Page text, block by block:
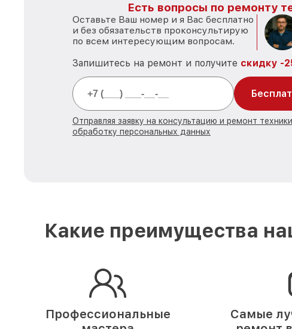
Есть вопросы по ремонту
Оставьте Ваш номер и я Вас бесплатно
и без обязательств проконсультирую
по всем интересующим вопросам.
Запишитесь на ремонт и получите скидку -
Отправляя заявку на консультацию и ремонт
обработку персональных данных
Какие преимущества
Профессиональные
Самые